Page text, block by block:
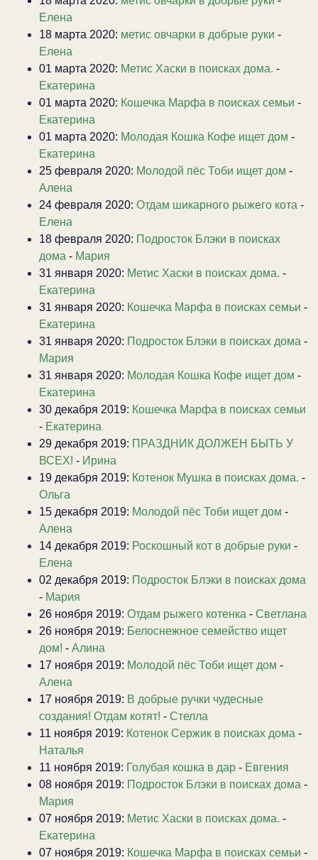
Елена
18 марта 2020: метис овчарки в добрые руки -
Елена
01 марта 2020: Метис Хаски в поисках дома. -
Екатерина
01 марта 2020: Кошечка Марфа в поисках семьи -
Екатерина
01 марта 2020: Молодая Кошка Кофе ищет дом -
Екатерина
25 февраля 2020: Молодой пёс Тоби ищет дом -
Алена
24 февраля 2020: Отдам шикарного рыжего кота -
Елена
18 февраля 2020: Подросток Блэки в поисках
дома - Мария
31 января 2020: Метис Хаски в поисках дома. -
Екатерина
31 января 2020: Кошечка Марфа в поисках семьи -
Екатерина
31 января 2020: Подросток Блэки в поисках дома -
Мария
31 января 2020: Молодая Кошка Кофе ищет дом -
Екатерина
30 декабря 2019: Кошечка Марфа в поисках семьи
- Екатерина
29 декабря 2019: ПРАЗДНИК ДОЛЖЕН БЫТЬ У
ВСЕХ! - Ирина
19 декабря 2019: Котенок Мушка в поисках дома. -
Ольга
15 декабря 2019: Молодой пёс Тоби ищет дом -
Алена
14 декабря 2019: Роскошный кот в добрые руки -
Елена
02 декабря 2019: Подросток Блэки в поисках дома
- Мария
26 ноября 2019: Отдам рыжего котенка - Светлана
26 ноября 2019: Белоснежное семейство ищет
дом! - Алина
17 ноября 2019: Молодой пёс Тоби ищет дом -
Алена
17 ноября 2019: В добрые ручки чудесные
создания! Отдам котят! - Стелла
11 ноября 2019: Котенок Сержик в поисках дома -
Наталья
11 ноября 2019: Голубая кошка в дар - Евгения
08 ноября 2019: Подросток Блэки в поисках дома -
Мария
07 ноября 2019: Метис Хаски в поисках дома. -
Екатерина
07 ноября 2019: Кошечка Марфа в поисках семьи -